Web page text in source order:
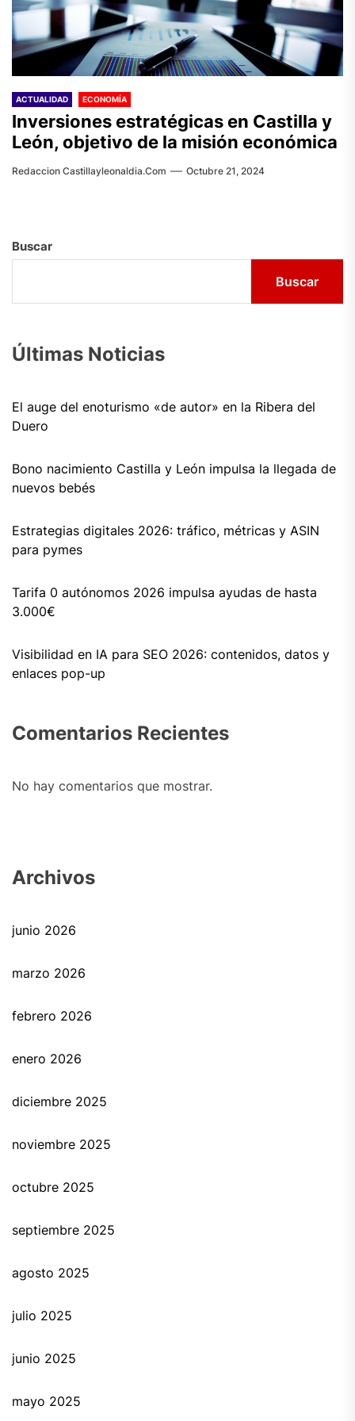
ACTUALIDAD ECONOMÍA
Inversiones estratégicas en Castilla y
León, objetivo de la misión económica
Redaccion Castillayleonaldia.com Octubre 21, 2024
Buscar
Buscar
Últimas Noticias
El auge del enoturismo «de autor» en la Ribera del
Duero
Bono nacimiento Castilla y León impulsa la llegada de
nuevos bebés
Estrategias digitales 2026: tráfico, métricas y ASIN
para pymes
Tarifa 0 autónomos 2026 impulsa ayudas de hasta
3.000€
Visibilidad en IA para SEO 2026: contenidos, datos y
enlaces pop-up
Comentarios Recientes
No hay comentarios que mostrar.
Archivos
junio 2026
marzo 2026
febrero 2026
enero 2026
diciembre 2025
noviembre 2025
octubre 2025
septiembre 2025
agosto 2025
julio 2025
junio 2025
mayo 2025